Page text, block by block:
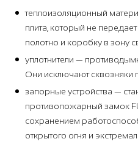
теплоизоляционный
плита, который не
полотно и коробку в зону
уплотнители —
Они исключают сквозняки
запорные устройства —
противопожарный замок
сохранением
открытого огня и